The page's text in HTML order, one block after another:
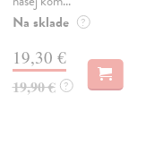
Na sklade ?
19,30 €
19,90 € ?